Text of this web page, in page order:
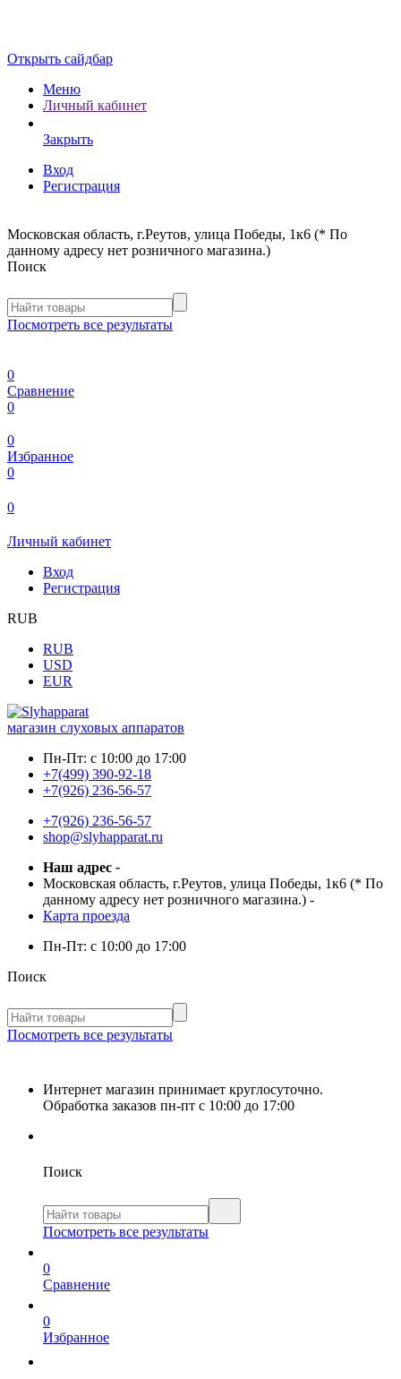
Открыть сайдбар
Меню
Личный кабинет
Закрыть
Вход
Регистрация
Московская область, г.Реутов, улица Победы, 1к6 (* По
данному адресу нет розничного магазина.)
Поиск
Посмотреть все результаты
0
Сравнение
0
0
Избранное
0
0
Личный кабинет
Вход
Регистрация
RUB
RUB
USD
EUR
магазин слуховых аппаратов
Пн-Пт: с 10:00 до 17:00
+7(499) 390-92-18
+7(926) 236-56-57
+7(926) 236-56-57
shop@slyhapparat.ru
Наш адрес -
Московская область, г.Реутов, улица Победы, 1к6 (* По
данному адресу нет розничного магазина.) -
Карта проезда
Пн-Пт: с 10:00 до 17:00
Поиск
Посмотреть все результаты
Интернет магазин принимает круглосуточно.
Обработка заказов пн-пт с 10:00 до 17:00
Поиск
Посмотреть все результаты
0
Сравнение
0
Избранное